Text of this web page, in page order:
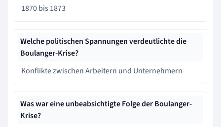
1870 bis 1873
Welche politischen Spannungen verdeutlichte die
Boulanger-Krise?
Konflikte zwischen Arbeitern und Unternehmern
Was war eine unbeabsichtigte Folge der Boulanger-
Krise?